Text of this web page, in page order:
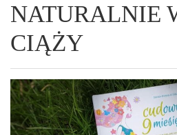
NATURALNIE
CIĄŻY